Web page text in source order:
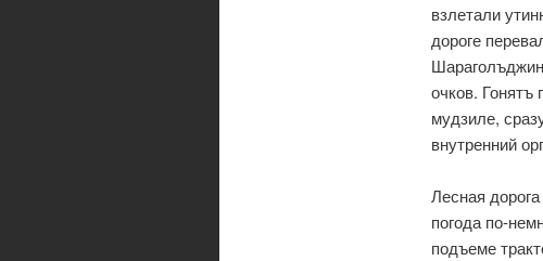
взлетали
дороге
очков. Гонятъ
мудзиле,
внутренний
Лесная
погода по-
подъеме